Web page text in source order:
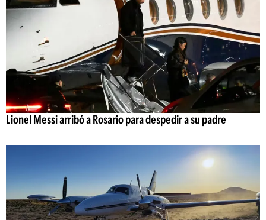
Lionel Messi arribó a Rosario para despedir a su padre